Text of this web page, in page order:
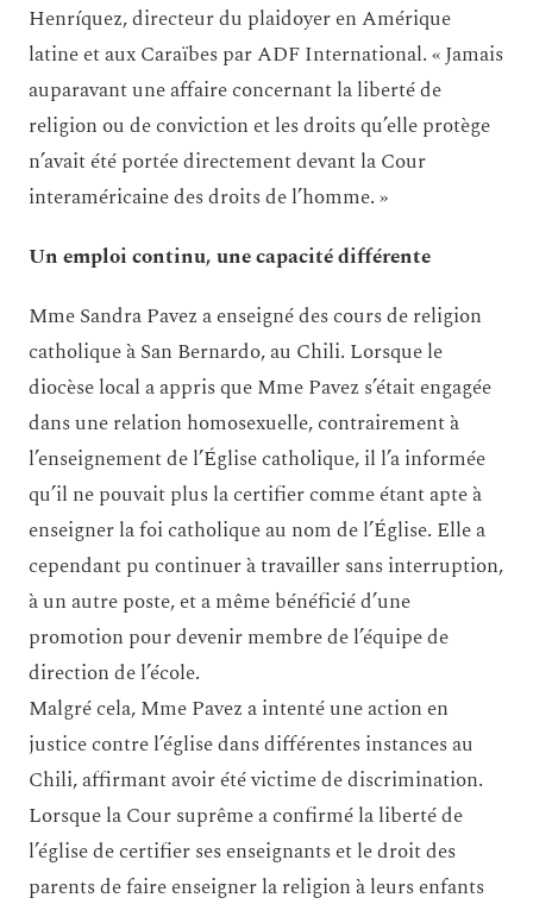
Henríquez, directeur du plaidoyer en Amérique
latine et aux Caraïbes par ADF International. « Jamais
auparavant une affaire concernant la liberté de
religion ou de conviction et les droits qu’elle protège
n’avait été portée directement devant la Cour
interaméricaine des droits de l’homme. »
Un emploi continu, une capacité différente
Mme Sandra Pavez a enseigné des cours de religion
catholique à San Bernardo, au Chili. Lorsque le
diocèse local a appris que Mme Pavez s’était engagée
dans une relation homosexuelle, contrairement à
l’enseignement de l’Église catholique, il l’a informée
qu’il ne pouvait plus la certifier comme étant apte à
enseigner la foi catholique au nom de l’Église. Elle a
cependant pu continuer à travailler sans interruption,
à un autre poste, et a même bénéficié d’une
promotion pour devenir membre de l’équipe de
direction de l’école.
Malgré cela, Mme Pavez a intenté une action en
justice contre l’église dans différentes instances au
Chili, affirmant avoir été victime de discrimination.
Lorsque la Cour suprême a confirmé la liberté de
l’église de certifier ses enseignants et le droit des
parents de faire enseigner la religion à leurs enfants